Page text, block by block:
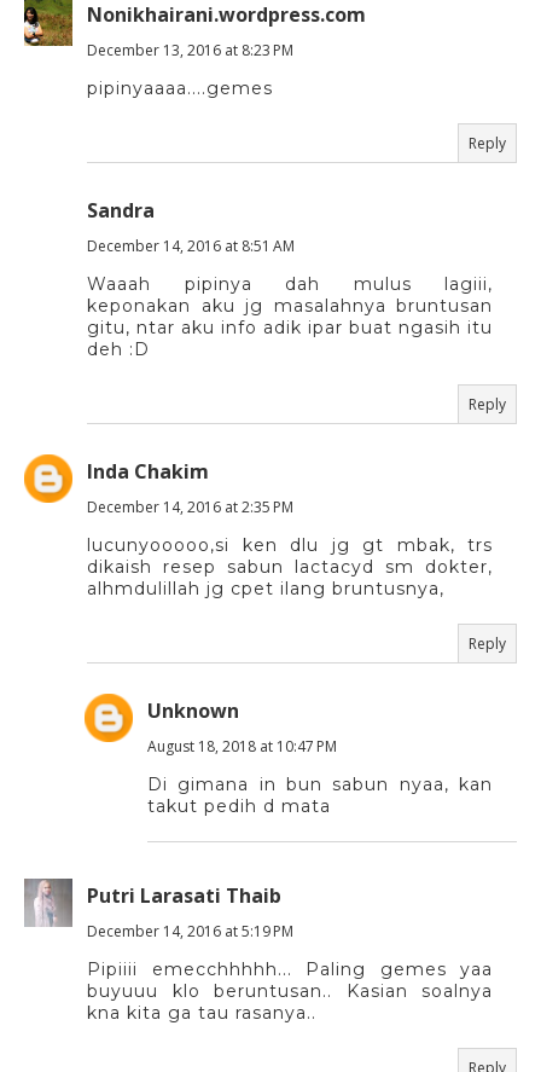
Nonikhairani.wordpress.com
December 13, 2016 at 8:23 PM
pipinyaaaa....gemes
Reply
Sandra
December 14, 2016 at 8:51 AM
Waaah pipinya dah mulus lagiii,
keponakan aku jg masalahnya bruntusan
gitu, ntar aku info adik ipar buat ngasih itu
deh :D
Reply
Inda Chakim
December 14, 2016 at 2:35 PM
lucunyooooo,si ken dlu jg gt mbak, trs
dikaish resep sabun lactacyd sm dokter,
alhmdulillah jg cpet ilang bruntusnya,
Reply
Unknown
August 18, 2018 at 10:47 PM
Di gimana in bun sabun nyaa, kan
takut pedih d mata
Putri Larasati Thaib
December 14, 2016 at 5:19 PM
Pipiiii emecchhhhh... Paling gemes yaa
buyuuu klo beruntusan.. Kasian soalnya
kna kita ga tau rasanya..